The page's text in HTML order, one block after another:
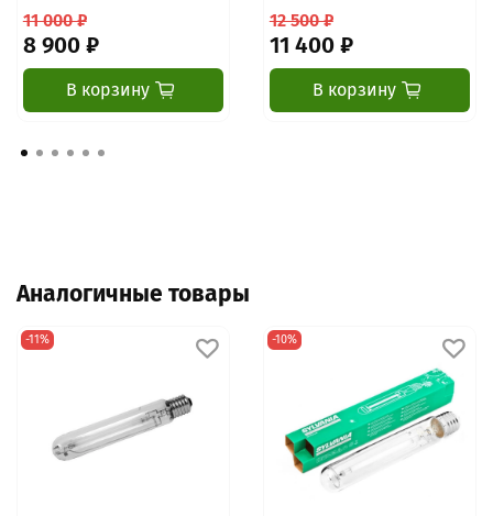
11 000 ₽
8 900 ₽
В корзину
12 500 ₽
11 400 ₽
В корзину
Аналогичные товары
-11% -10%